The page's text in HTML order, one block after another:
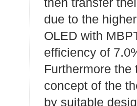
due to the
OLED with
efficiency of
Furthermore
concept of the
by suitable